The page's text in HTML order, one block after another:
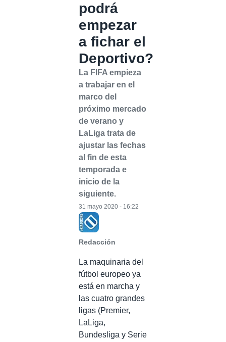
podrá
empezar
a fichar el
Deportivo?
La FIFA empieza
a trabajar en el
marco del
próximo mercado
de verano y
LaLiga trata de
ajustar las fechas
al fin de esta
temporada e
inicio de la
siguiente.
Redacción
31 mayo 2020 - 16:22
La maquinaria del
fútbol europeo ya
está en marcha y
las cuatro grandes
ligas (Premier,
LaLiga,
Bundesliga y Serie